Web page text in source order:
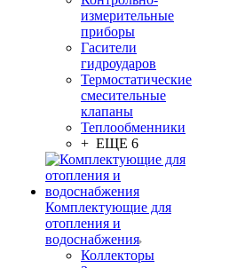
измерительные
приборы
Гасители
гидроударов
Термостатические
смесительные
клапаны
Теплообменники
+ ЕЩЕ 6
Комплектующие для
отопления и
водоснабжения
Коллекторы